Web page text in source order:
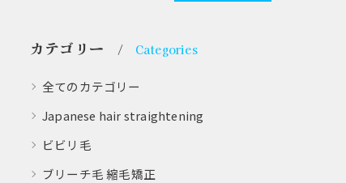
カテゴリー Categories
全てのカテゴリー
Japanese hair straightening
ビビリ毛
ブリーチ毛 縮毛矯正